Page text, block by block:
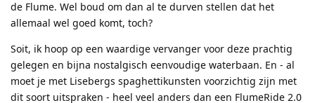
de Flume. Wel boud om dan al te durven stellen dat het
allemaal wel goed komt, toch?
Soit, ik hoop op een waardige vervanger voor deze prachtig
gelegen en bijna nostalgisch eenvoudige waterbaan. En - al
moet je met Lisebergs spaghettikunsten voorzichtig zijn met
dit soort uitspraken - heel veel anders dan een FlumeRide 2.0